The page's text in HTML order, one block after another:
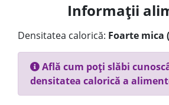
Informații
Densitatea calorică: Foarte mica
Află cum poți slăbi
densitatea calorică a